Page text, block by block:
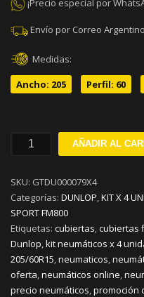
¡Precio especial por
Envío por Correo
Medidas:
Ancho: 205
Perfil: 60
205/60R15
SPORT
FM800
V91
KIT
x
4
cantidad
AÑADIR AL
SKU: GTDU000079X4
Categorías: DUNLOP,KIT X 4
SPORT FM800
Etiquetas: cubiertas,cubiertas
Dunlop,kit neumáticos x 4
205/60R15,neumaticos,
oferta,neumáticos online,
precio neumáticos,promoción